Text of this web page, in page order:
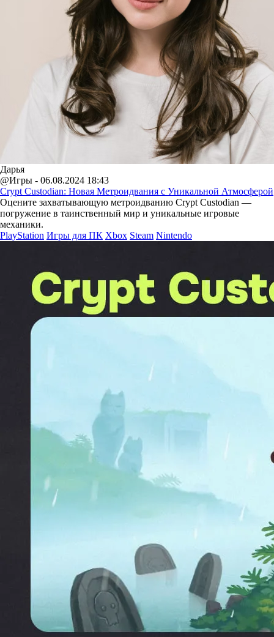
Дарья
@Игры - 06.08.2024 18:43
Crypt Custodian: Новая Метроидвания с Уникальной Атмосферой
Оцените захватывающую метроидванию Crypt Custodian —
погружение в таинственный мир и уникальные игровые
механики.
PlayStation Игры для ПК Xbox Steam Nintendo